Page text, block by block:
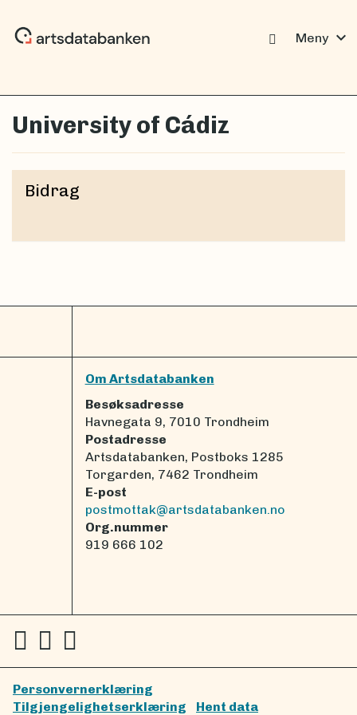
Meny expand_more
University of Cádiz
Bidrag
Om Artsdatabanken
Besøksadresse
Havnegata 9, 7010 Trondheim
Postadresse
Artsdatabanken, Postboks 1285
Torgarden, 7462 Trondheim
E-post
postmottak@artsdatabanken.no
Org.nummer
919 666 102
Personvernerklæring
Tilgjengelighetserklæring
Hent data